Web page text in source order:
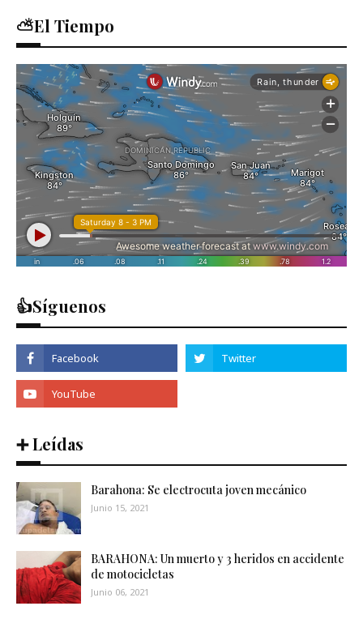
⛅El Tiempo
👍Síguenos
➕ Leídas
Barahona: Se electrocuta joven mecánico
Junio 15, 2021
BARAHONA: Un muerto y 3 heridos en accidente
de motocicletas
Junio 06, 2021